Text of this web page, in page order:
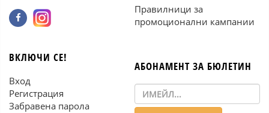
Правилници за
промоционални кампании
ВКЛЮЧИ СЕ!
Вход
Регистрация
Забравена парола
АБОНАМЕНТ ЗА БЮЛЕТИН